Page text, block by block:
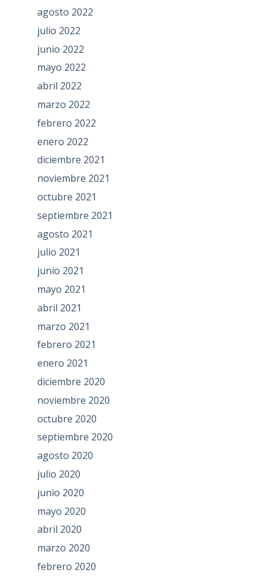
agosto 2022
julio 2022
junio 2022
mayo 2022
abril 2022
marzo 2022
febrero 2022
enero 2022
diciembre 2021
noviembre 2021
octubre 2021
septiembre 2021
agosto 2021
julio 2021
junio 2021
mayo 2021
abril 2021
marzo 2021
febrero 2021
enero 2021
diciembre 2020
noviembre 2020
octubre 2020
septiembre 2020
agosto 2020
julio 2020
junio 2020
mayo 2020
abril 2020
marzo 2020
febrero 2020